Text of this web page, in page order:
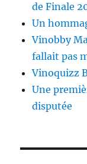
de Finale
Un
Vinobby
fallait pas
Vinoquizz
Une
disputée